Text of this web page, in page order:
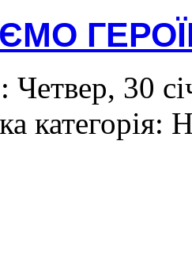
Четвер, 30
категорія: